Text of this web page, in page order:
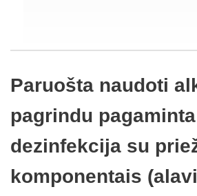
Paruošta naudoti
pagrindu
dezinfekcija su
komponentais